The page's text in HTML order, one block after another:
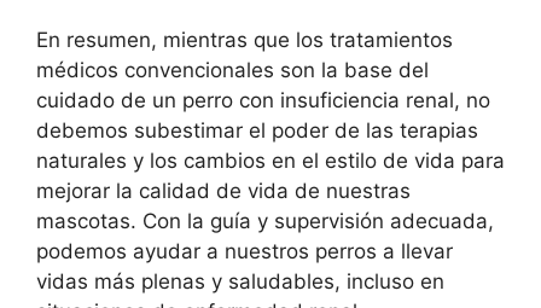
En resumen, mientras que los tratamientos
médicos convencionales son la base del
cuidado de un perro con insuficiencia renal, no
debemos subestimar el poder de las terapias
naturales y los cambios en el estilo de vida para
mejorar la calidad de vida de nuestras
mascotas. Con la guía y supervisión adecuada,
podemos ayudar a nuestros perros a llevar
vidas más plenas y saludables, incluso en